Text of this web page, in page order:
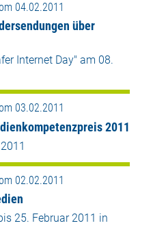
04.02.2011
über
Internet Day" am 08.
03.02.2011
2011
02.02.2011
25. Februar 2011 in